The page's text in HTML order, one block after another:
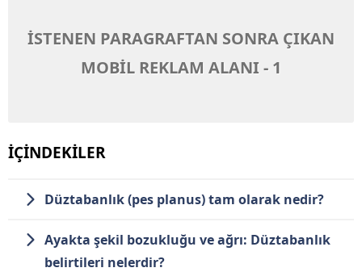
İSTENEN PARAGRAFTAN SONRA ÇIKAN
MOBİL REKLAM ALANI - 1
İÇİNDEKİLER
Düztabanlık (pes planus) tam olarak nedir?
Ayakta şekil bozukluğu ve ağrı: Düztabanlık
belirtileri nelerdir?